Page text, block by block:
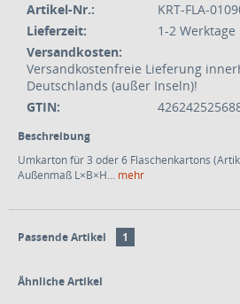
Artikel-Nr.:
KRT-FLA-
Lieferzeit:
1-2 Werktage
Versandkosten:
Versandkostenfreie Lieferung
Deutschlands (außer Inseln)!
GTIN:
Beschreibung
Umkarton für 3 oder 6 Flaschenkartons
Außenmaß L×B×H... mehr
Passende Artikel 1
Ähnliche Artikel